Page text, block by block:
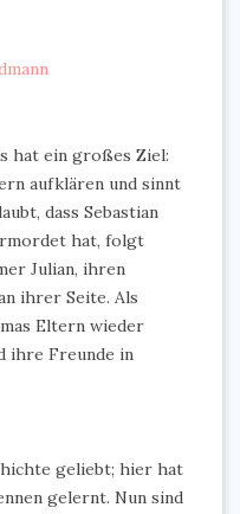
hat ein großes Ziel:
aufklären und sinnt
dass Sebastian
hat, folgt
Julian, ihren
ihrer Seite. Als
Eltern wieder
ihre Freunde in
geliebt; hier hat
gelernt. Nun sind